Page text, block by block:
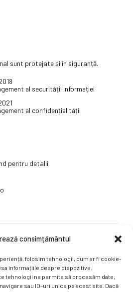
consimțământul
folosim tehnologii, cum ar fi cookie-
informațiile despre dispozitive.
tehnologii ne permite să procesăm date,
sau ID-uri unice pe acest site. Dacă
sunt protejate și în siguranță.
al securității informației
al confidențialității
pentru detalii.
sociale.